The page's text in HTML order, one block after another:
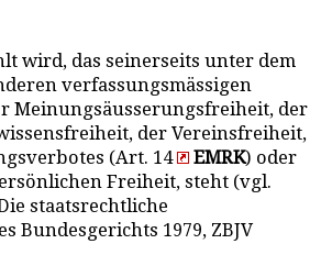
wird, das seinerseits unter dem
verfassungsmässigen
Meinungsäusserungsfreiheit, der
der Vereinsfreiheit,
(Art. 14
EMRK) oder
Freiheit, steht (vgl.
staatsrechtliche
Bundesgerichts 1979, ZBJV